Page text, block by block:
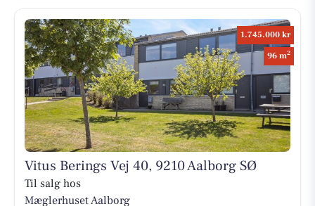
1.745.000 kr
96 m2
Vitus Berings Vej 40, 9210 Aalborg SØ
Til salg hos
Mæglerhuset Aalborg